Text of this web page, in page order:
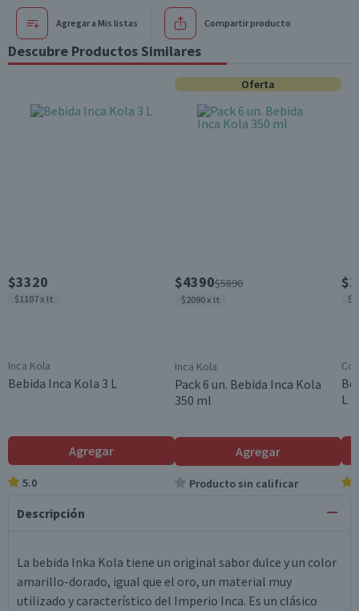
Agregar a Mis listas Compartir producto
Descubre Productos Similares
$3320
$1107 x lt
Inca Kola
Bebida Inca Kola 3 L
Agregar
5.0
Oferta
$4390$5890
$2090 x lt
Inca Kola
Pack 6 un. Bebida Inca Kola
350 ml
Agregar
Producto sin calificar
L
Descripción
La bebida Inka Kola tiene un original sabor dulce y un color
amarillo-dorado, igual que el oro, un material muy
utilizado y característico del Imperio Inca. Es un clásico